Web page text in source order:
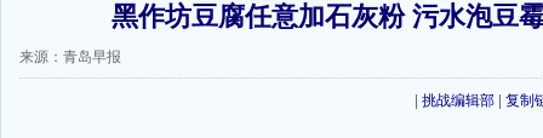
黑作坊豆腐任意加石灰粉 污水泡豆
来源：青岛早报
挑战编辑部 复制